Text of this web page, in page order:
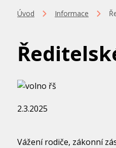
Úvod Informace
2.3.2025
Vážení rodiče, zákonní